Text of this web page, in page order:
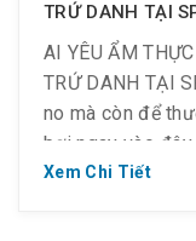
TRỨ DANH TẠI
AI YÊU ẨM
TRỨ DANH TẠI
no mà còn để
bơi ngay vào
soạn phù hợp với
Xem Chi Tiết